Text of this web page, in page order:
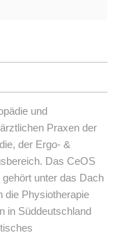
und
Praxen der
der Ergo- &
Das CeOS
unter das Dach
die Physiotherapie
in Süddeutschland